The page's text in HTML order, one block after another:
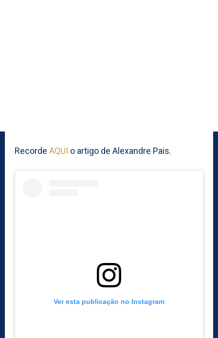
Recorde AQUI o artigo de Alexandre Pais.
Ver esta publicação no Instagram